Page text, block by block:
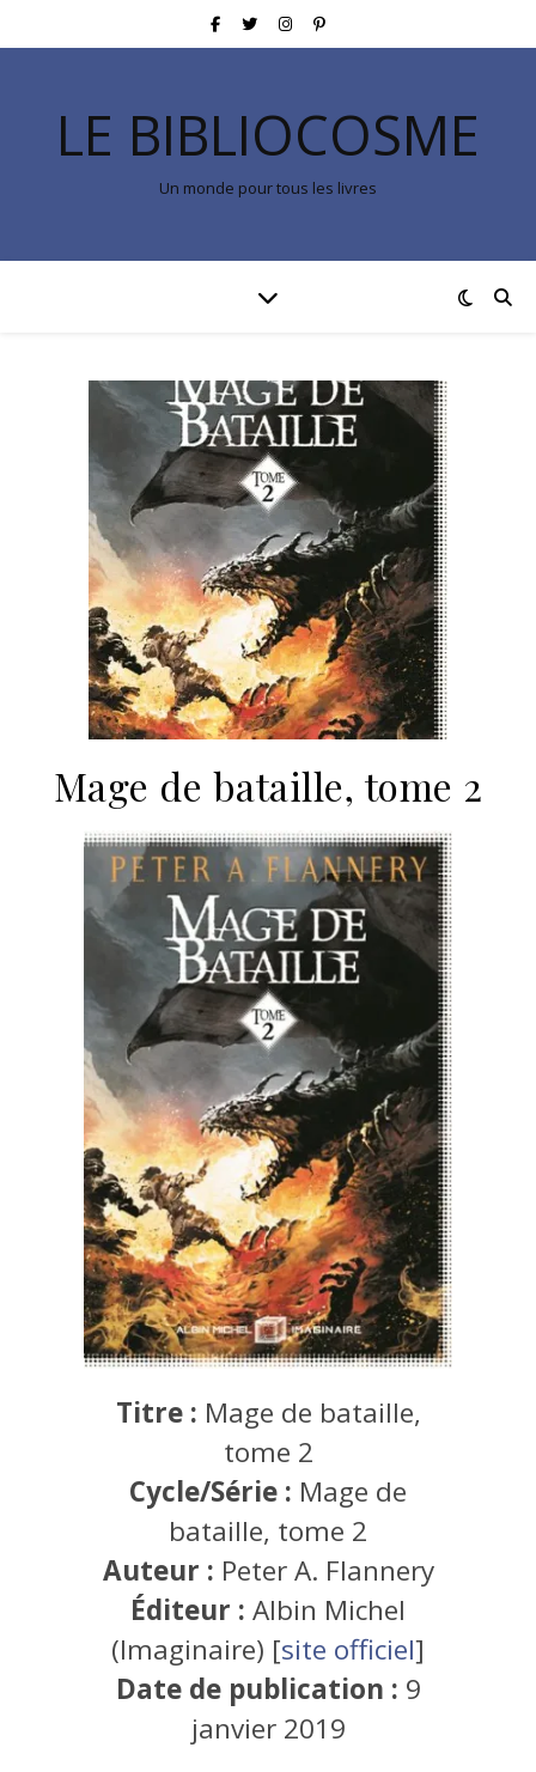
LE BIBLIOCOSME
Un monde pour tous les livres
Mage de bataille, tome 2
Titre : Mage de bataille,
tome 2
Cycle/Série : Mage de
bataille, tome 2
Auteur : Peter A. Flannery
Éditeur : Albin Michel
(Imaginaire) [site officiel]
Date de publication : 9
janvier 2019